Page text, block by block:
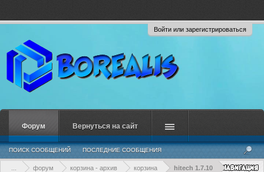
Войти или зарегистрироваться
форум корзина - архив корзина hitech 1.7.10
Форум
ПОИСК СООБЩЕНИЙ ПОСЛЕДНИЕ СООБЩЕНИЯ
Вернуться на сайт